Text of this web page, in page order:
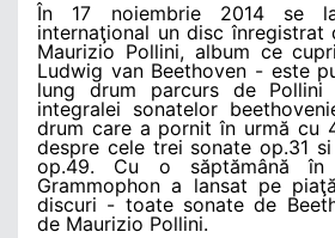
În 17 noiembrie 2014 se
internaţional un disc înregistrat
Maurizio Pollini, album ce
Ludwig van Beethoven - este
lung drum parcurs de Pollini
integralei sonatelor
drum care a pornit în urmă cu
despre cele trei sonate op.31
op.49. Cu o săptămână în
Grammophon a lansat pe
discuri - toate sonate de
de Maurizio Pollini.